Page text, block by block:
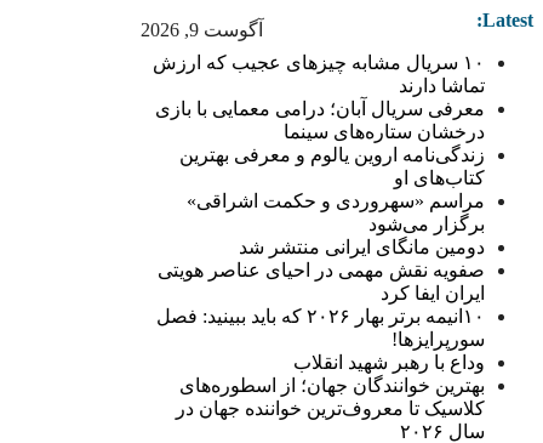
آگوست 9, 2026 Latest:
۱۰ سریال مشابه چیزهای عجیب که ارزش
تماشا دارند
معرفی سریال آبان؛ درامی معمایی با بازی
درخشان ستاره‌های سینما
زندگی‌نامه اروین یالوم و معرفی بهترین
کتاب‌های او
مراسم «سهروردی و حکمت اشراقی»
برگزار می‌شود
دومین مانگای ایرانی منتشر شد
صفویه نقش مهمی در احیای عناصر هویتی
ایران ایفا کرد
۱۰انیمه برتر بهار ۲۰۲۶ که باید ببینید: فصل
سورپرایزها!
وداع با رهبر شهید انقلاب
بهترین خوانندگان جهان؛ از اسطوره‌های
کلاسیک تا معروف‌ترین خواننده جهان در
سال ۲۰۲۶